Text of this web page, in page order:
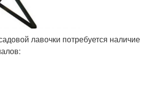
лавочки потребуется наличие